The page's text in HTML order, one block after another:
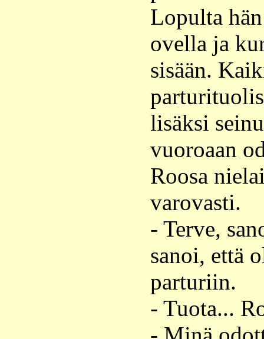
Lopulta
ovella ja
sisään.
lisäksi
vuoroaan
Roosa
varovasti.
- Terve,
sanoi, että
parturiin.
- Tuota...